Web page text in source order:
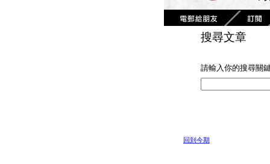
搜尋文章
請輸入你的搜尋關
回到今期